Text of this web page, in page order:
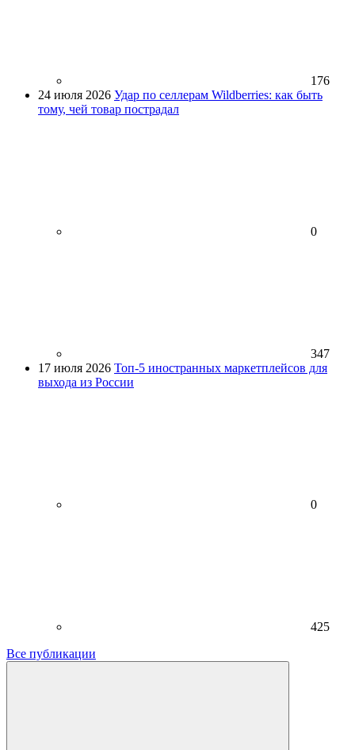
176
24 июля 2026 Удар по селлерам Wildberries: как быть
тому, чей товар пострадал
0
347
17 июля 2026 Топ-5 иностранных маркетплейсов для
выхода из России
0
425
Все публикации